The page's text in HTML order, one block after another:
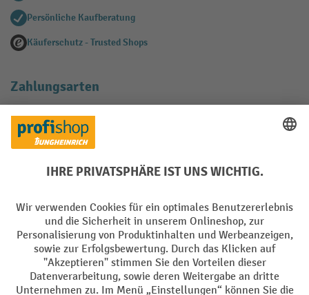
Persönliche Kaufberatung
Käuferschutz - Trusted Shops
Zahlungsarten
Creditcard (Master)
Facebook
YouTube
LinkedIn
Instagram